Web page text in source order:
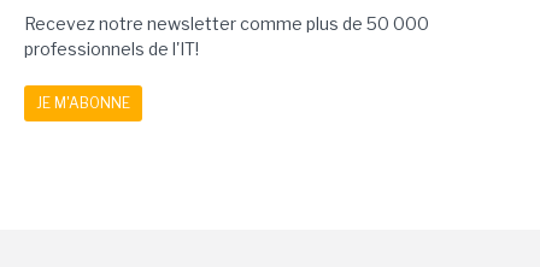
Recevez notre newsletter comme plus de 50 000
professionnels de l'IT!
JE M'ABONNE